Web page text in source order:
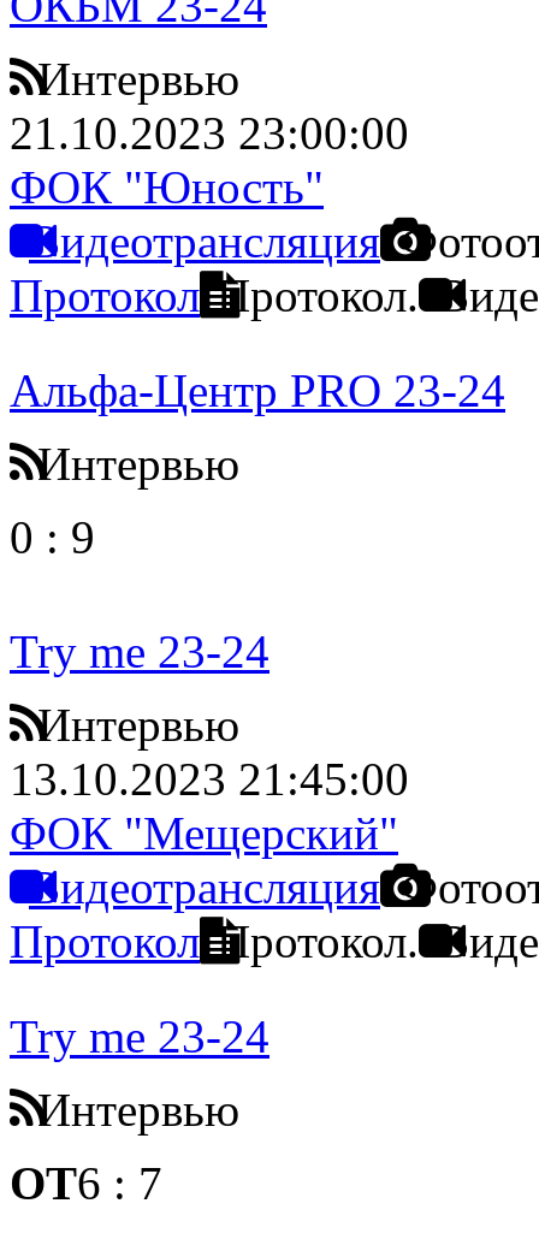
Интервью
21.10.2023 23:00:00
ФОК "Юность"
Видеотрансляция
Протокол Протокол.
Альфа-Центр PRO 23-24
Интервью
0 : 9
Try me 23-24
Интервью
13.10.2023 21:45:00
ФОК "Мещерский"
Видеотрансляция
Протокол Протокол.
Try me 23-24
Интервью
ОТ6 : 7